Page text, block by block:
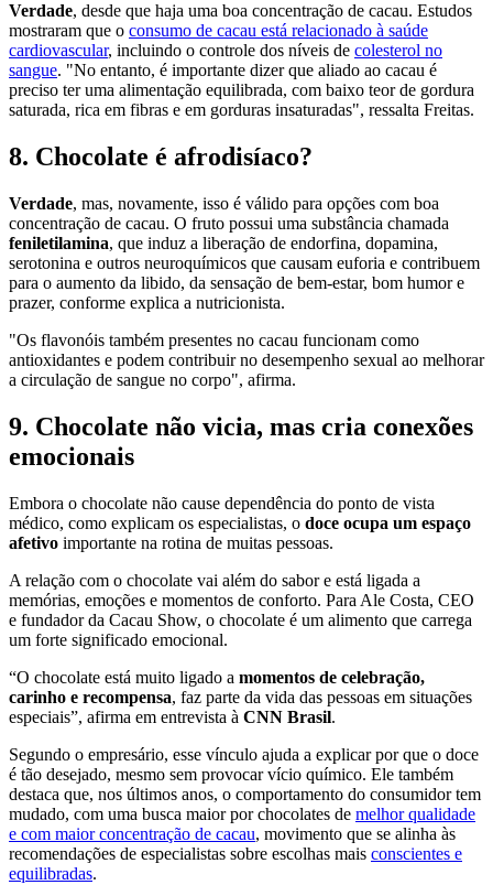
Verdade, desde que haja uma boa concentração de cacau. Estudos
mostraram que o consumo de cacau está relacionado à saúde
cardiovascular, incluindo o controle dos níveis de colesterol no
sangue. "No entanto, é importante dizer que aliado ao cacau é
preciso ter uma alimentação equilibrada, com baixo teor de gordura
saturada, rica em fibras e em gorduras insaturadas", ressalta Freitas.
8. Chocolate é afrodisíaco?
Verdade, mas, novamente, isso é válido para opções com boa
concentração de cacau. O fruto possui uma substância chamada
feniletilamina, que induz a liberação de endorfina, dopamina,
serotonina e outros neuroquímicos que causam euforia e contribuem
para o aumento da libido, da sensação de bem-estar, bom humor e
prazer, conforme explica a nutricionista.
"Os flavonóis também presentes no cacau funcionam como
antioxidantes e podem contribuir no desempenho sexual ao melhorar
a circulação de sangue no corpo", afirma.
9. Chocolate não vicia, mas cria conexões
emocionais
Embora o chocolate não cause dependência do ponto de vista
médico, como explicam os especialistas, o doce ocupa um espaço
afetivo importante na rotina de muitas pessoas.
A relação com o chocolate vai além do sabor e está ligada a
memórias, emoções e momentos de conforto. Para Ale Costa, CEO
e fundador da Cacau Show, o chocolate é um alimento que carrega
um forte significado emocional.
“O chocolate está muito ligado a momentos de celebração,
carinho e recompensa, faz parte da vida das pessoas em situações
especiais”, afirma em entrevista à CNN Brasil.
Segundo o empresário, esse vínculo ajuda a explicar por que o doce
é tão desejado, mesmo sem provocar vício químico. Ele também
destaca que, nos últimos anos, o comportamento do consumidor tem
mudado, com uma busca maior por chocolates de melhor qualidade
e com maior concentração de cacau, movimento que se alinha às
recomendações de especialistas sobre escolhas mais conscientes e
equilibradas.